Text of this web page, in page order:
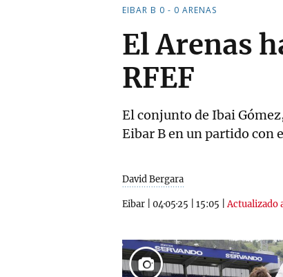
EIBAR B 0 - 0 ARENAS
El Arenas
RFEF
El conjunto de Ibai
Eibar B en un partido con
David Bergara
Eibar 04·05·25 15:05 |Actualizado